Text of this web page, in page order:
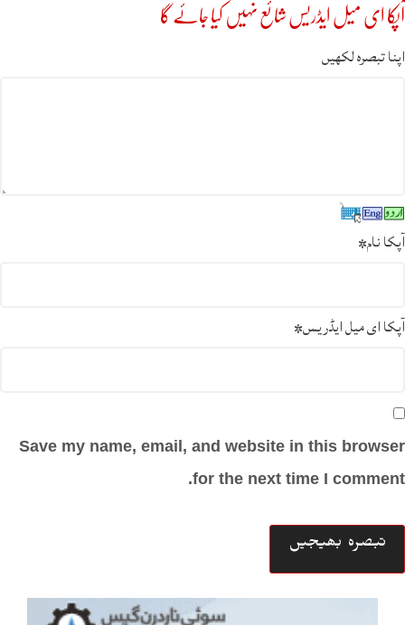
آپکا ای میل ایڈریس شائع نہیں کیا جائے گا
اپنا تبصرہ لکھیں
آپکا نام*
آپکا ای میل ایڈریس*
Save my name, email, and website in this browser
for the next time I comment.